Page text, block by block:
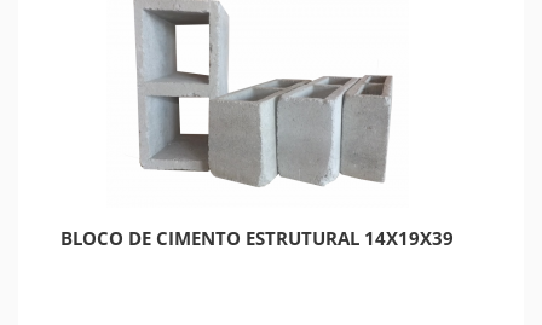
BLOCO DE CIMENTO ESTRUTURAL 14X19X39